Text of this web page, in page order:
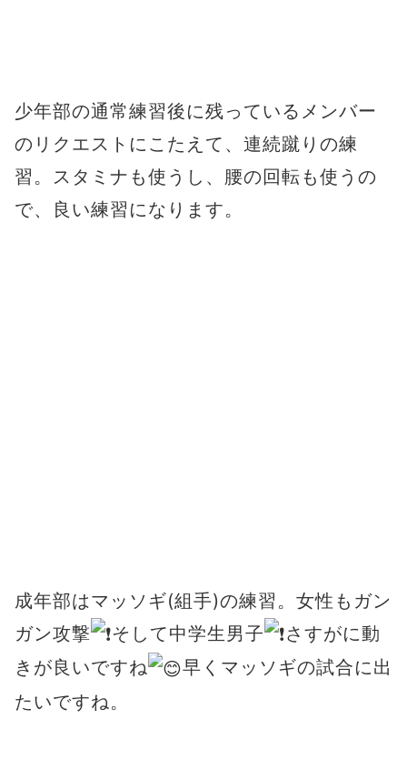
少年部の通常練習後に残っているメンバー
のリクエストにこたえて、連続蹴りの練
習。スタミナも使うし、腰の回転も使うの
で、良い練習になります。
成年部はマッソギ(組手)の練習。女性もガン
ガン攻撃
そして中学生男子
さすがに動
きが良いですね
早くマッソギの試合に出
たいですね。